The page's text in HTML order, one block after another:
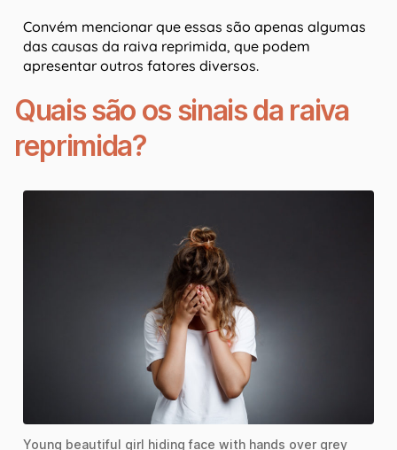
Convém mencionar que essas são apenas algumas
das causas da raiva reprimida, que podem
apresentar outros fatores diversos.
Quais são os sinais da raiva
reprimida?
Young beautiful girl hiding face with hands over grey